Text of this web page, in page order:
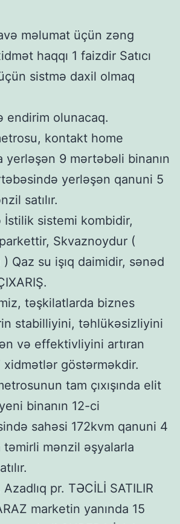
məlumat üçün zəng
haqqı 1 faizdir Satıcı
sistmə daxil olmaq
endirim olunacaq.
kontakt home
yerləşən 9 mərtəbəli binanın
yerləşən qanuni 5
satılır.
İstilik sistemi kombidir,
Skvaznoydur (
Qaz su işıq daimidir, sənəd
təşkilatlarda biznes
stabilliyini, təhlükəsizliyini
və effektivliyini artıran
xidmətlər göstərməkdir.
tam çıxışında elit
binanın 12-ci
sahəsi 172kvm qanuni 4
təmirli mənzil əşyalarla
Azadlıq pr. TƏCİLİ SATILIR
marketin yanında 15